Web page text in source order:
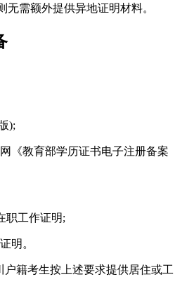
需额外提供异地证明材料。
);
《教育部学历证书电子注册备案
职工作证明;
明。
户籍考生按上述要求提供居住或工